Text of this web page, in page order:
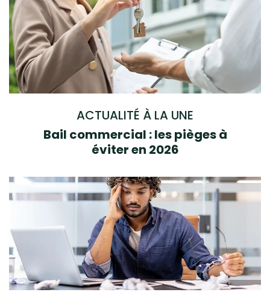
ACTUALITÉ À LA UNE
Bail commercial : les pièges à
éviter en 2026